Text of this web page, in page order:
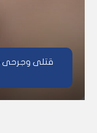
قتلى وجرحى